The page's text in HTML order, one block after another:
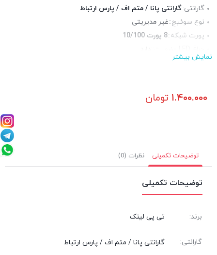
گارانتی::گارانتی پانا / متم اف / پارس ارتباط
نوع سوئیچ::غیر مدیریتی
پورت شبکه::8 پورت 10/100
سایز::دسکتاپ
نمایش بیشتر
۱.۴۰۰.۰۰۰ تومان
توضیحات تکمیلی نظرات (0)
توضیحات تکمیلی
برند: تی پی لینک
گارانتی: گارانتی پانا / متم اف / پارس ارتباط